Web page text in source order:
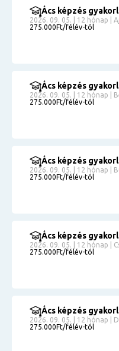
Ács képzés
2026. 09. 05. | 12 hónap |
275.000Ft/félév-tól
Ács képzés
2026. 09. 05. | 12 hónap |
275.000Ft/félév-tól
Ács képzés
2026. 09. 05. | 12 hónap |
275.000Ft/félév-tól
Ács képzés
2026. 09. 05. | 12 hónap |
275.000Ft/félév-tól
Ács képzés
2026. 09. 05. | 12 hónap |
275.000Ft/félév-tól